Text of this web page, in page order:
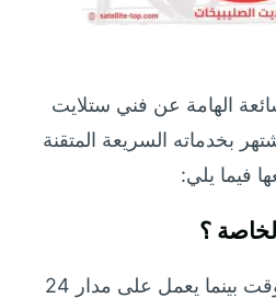
الهامة عن فني ستلايت
بخدماته السريعة المتقنة
فيما يلي:
؟
تواصل مع الفني في أي وقت بينما يعمل على مدار 24